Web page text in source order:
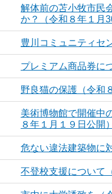
解体前の苫小牧市民
か？（令和８年１月
豊川コミュニティセ
プレミアム商品券に
野良猫の保護（令和
美術博物館で開催中
８年１月１９日公開）
危ない違法建築物に
不登校支援について